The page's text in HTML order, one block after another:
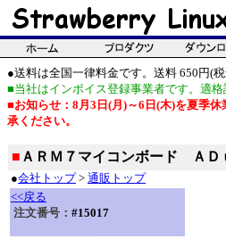
●送料は全国一律料金です。送料 650円(
■当社はインボイス登録事業者です。適
■お知らせ：8月3日(月)～6日(木)を夏季
承ください。
■ ＡＲＭ７マイコンボード ＡＤ
●会社トップ> 通販トップ
<<戻る
注文番号： #15017